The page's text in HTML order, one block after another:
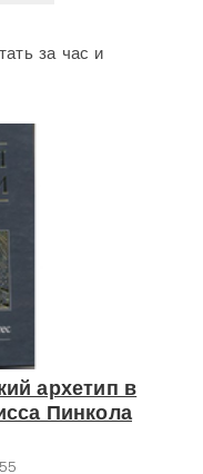
за час и
архетип в
Пинкола